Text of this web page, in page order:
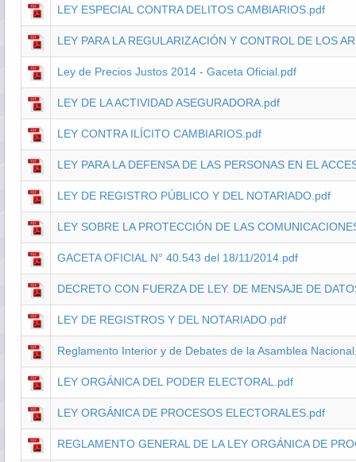
LEY ESPECIAL CONTRA DELITOS CAMBIARIOS.pdf
LEY PARA LA REGULARIZACIÓN Y CONTROL DE LOS
Ley de Precios Justos 2014 - Gaceta Oficial.pdf
LEY DE LA ACTIVIDAD ASEGURADORA.pdf
LEY CONTRA ILÍCITO CAMBIARIOS.pdf
LEY PARA LA DEFENSA DE LAS PERSONAS EN EL
LEY DE REGISTRO PÚBLICO Y DEL NOTARIADO.pdf
LEY SOBRE LA PROTECCIÓN DE LAS
GACETA OFICIAL N° 40.543 del 18/11/2014.pdf
DECRETO CON FUERZA DE LEY. DE MENSAJE DE
LEY DE REGISTROS Y DEL NOTARIADO.pdf
Reglamento Interior y de Debates de la Asamblea
LEY ORGÁNICA DEL PODER ELECTORAL.pdf
LEY ORGÁNICA DE PROCESOS ELECTORALES.pdf
REGLAMENTO GENERAL DE LA LEY ORGÁNICA DE